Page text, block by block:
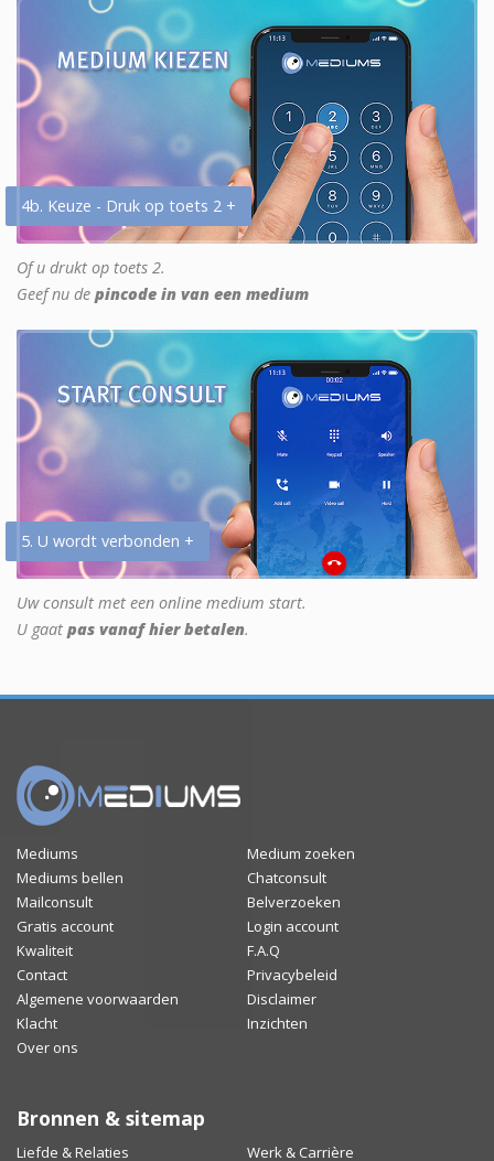
4b. Keuze - Druk op toets 2 +
Of u drukt op toets 2.
Geef nu de pincode in van een medium
5. U wordt verbonden +
Uw consult met een online medium start.
U gaat pas vanaf hier betalen.
Mediums
Medium zoeken
Mediums bellen
Chatconsult
Mailconsult
Belverzoeken
Gratis account
Login account
Kwaliteit
F.A.Q
Contact
Privacybeleid
Algemene voorwaarden
Disclaimer
Klacht
Inzichten
Over ons
Bronnen & sitemap
Liefde & Relaties Werk & Carrière